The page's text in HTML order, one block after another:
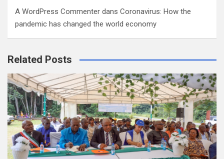
A WordPress Commenter dans Coronavirus: How the
pandemic has changed the world economy
Related Posts